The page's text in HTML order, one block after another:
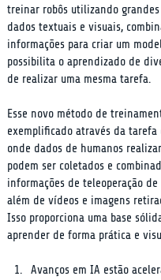
treinar robôs utilizando
dados textuais e visuais,
informações para criar um
possibilita o aprendizado de
de realizar uma mesma tarefa.
Esse novo método de
exemplificado através da tarefa
onde dados de humanos
podem ser coletados e
informações de teleoperação de
além de vídeos e imagens
Isso proporciona uma base
aprender de forma prática e
Avanços em IA estão